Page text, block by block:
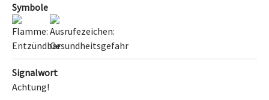
Symbole
Signalwort
Achtung!